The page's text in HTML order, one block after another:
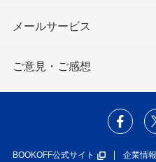
メールサービス
ご意見・ご感想
BOOKOFF公式サイト 企業情報